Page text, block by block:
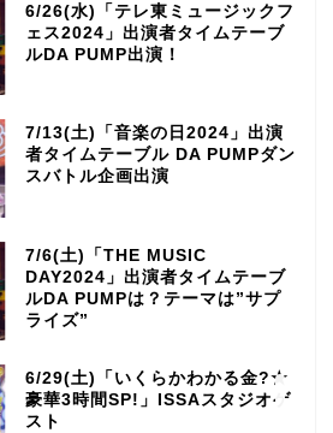
6/26(水)「テレ東ミュージックフ
ェス2024」出演者タイムテーブ
ルDA PUMP出演！
7/13(土)「音楽の日2024」出演
者タイムテーブル DA PUMPダン
スバトル企画出演
7/6(土)「THE MUSIC
DAY2024」出演者タイムテーブ
ルDA PUMPは？テーマは”サプ
ライズ”
6/29(土)「いくらかわかる金?★
豪華3時間SP!」ISSAスタジオゲ
スト
テレビ
メゾン・ド・ミュージック
～DA PUMP YORIの晴れ
ライブ・イベント